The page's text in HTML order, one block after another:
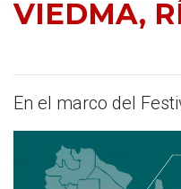
VIEDMA,
En el marco del